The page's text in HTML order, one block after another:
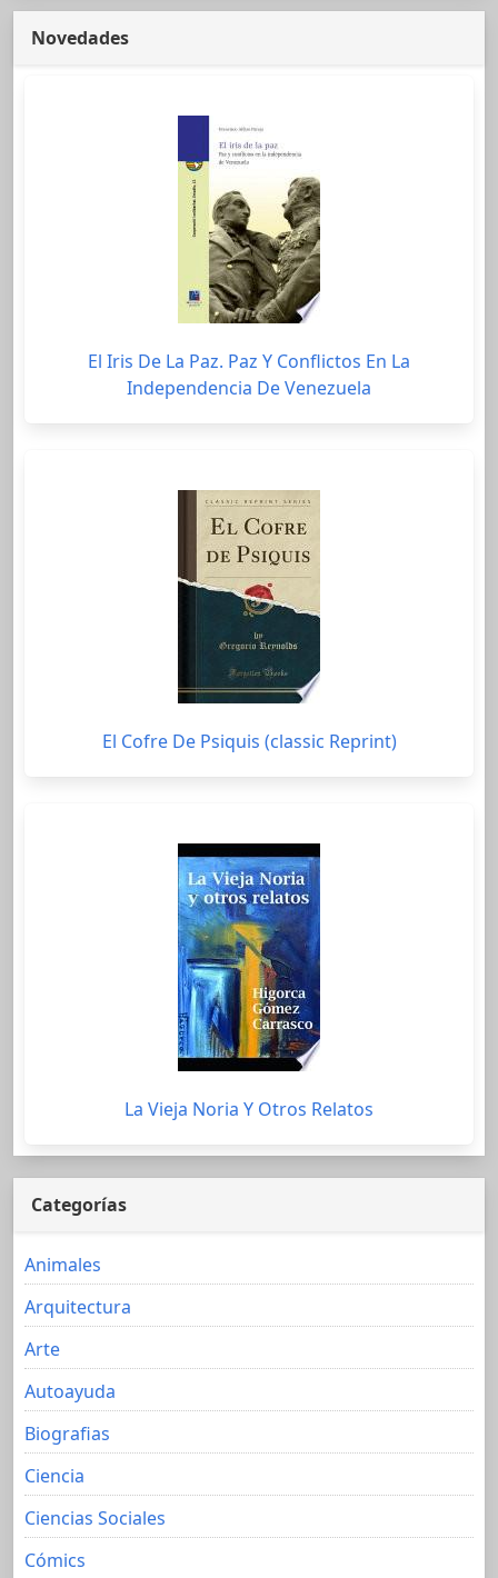
Novedades
El Iris De La Paz. Paz Y Conflictos En La
Independencia De Venezuela
El Cofre De Psiquis (classic Reprint)
La Vieja Noria Y Otros Relatos
Categorías
Animales
Arquitectura
Arte
Autoayuda
Biografias
Ciencia
Ciencias Sociales
Cómics